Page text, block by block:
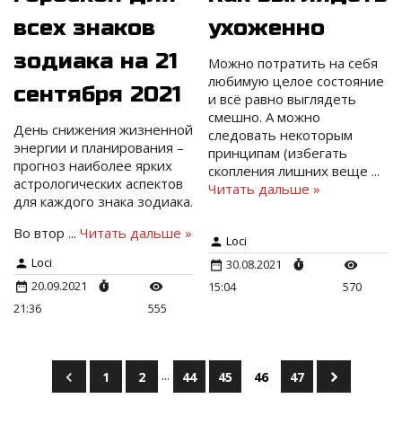
всех знаков
зодиака на 21
сентября 2021
День снижения жизненной
энергии и планирования –
прогноз наиболее ярких
астрологических аспектов
для каждого знака зодиака.
Во втор ... Читать дальше »
Loci
20.09.2021
21:36
555
ухоженно
Можно потратить на себя
любимую целое состояние
и всё равно выглядеть
смешно. А можно
следовать некоторым
принципам (избегать
скопления лишних веще...
Читать дальше »
Loci
30.08.2021
15:04
570
1 2 ... 44 45 46 47